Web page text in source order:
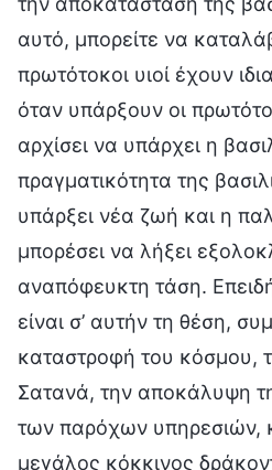
αυτό, μπορείτε να
πρωτότοκοι υιοί έχουν
όταν υπάρξουν οι
αρχίσει να υπάρχει η
πραγματικότητα της
υπάρξει νέα ζωή και η
μπορέσει να λήξει
αναπόφευκτη τάση.
είναι σ’ αυτήν τη θέση,
καταστροφή του κόσμου,
Σατανά, την αποκάλυψη
των παρόχων υπηρεσιών,
μεγάλος κόκκινος